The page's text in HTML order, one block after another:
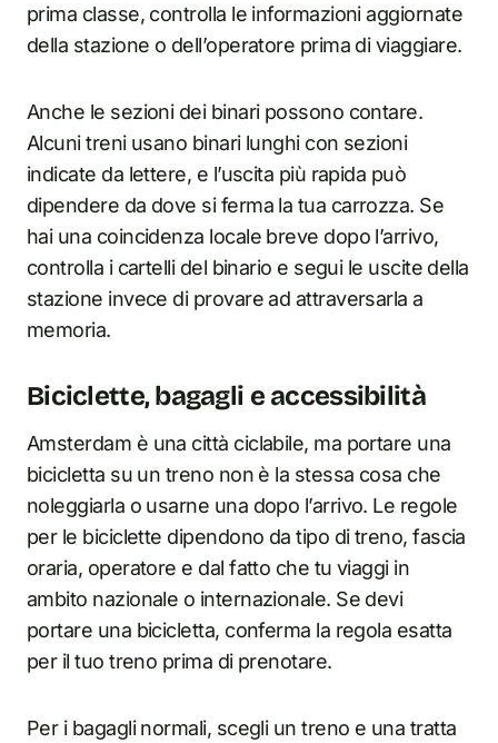
prima classe, controlla le informazioni aggiornate
della stazione o dell’operatore prima di viaggiare.
Anche le sezioni dei binari possono contare.
Alcuni treni usano binari lunghi con sezioni
indicate da lettere, e l’uscita più rapida può
dipendere da dove si ferma la tua carrozza. Se
hai una coincidenza locale breve dopo l’arrivo,
controlla i cartelli del binario e segui le uscite della
stazione invece di provare ad attraversarla a
memoria.
Biciclette, bagagli e accessibilità
Amsterdam è una città ciclabile, ma portare una
bicicletta su un treno non è la stessa cosa che
noleggiarla o usarne una dopo l’arrivo. Le regole
per le biciclette dipendono da tipo di treno, fascia
oraria, operatore e dal fatto che tu viaggi in
ambito nazionale o internazionale. Se devi
portare una bicicletta, conferma la regola esatta
per il tuo treno prima di prenotare.
Per i bagagli normali, scegli un treno e una tratta